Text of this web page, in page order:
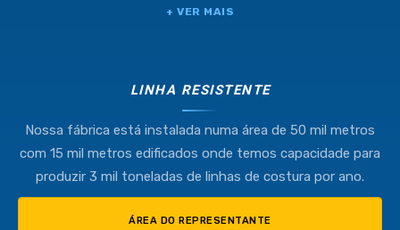
55.407.761/0001-54
+ VER MAIS
LINHA RESISTENTE
Nossa fábrica está instalada numa área de 50 mil metros
com 15 mil metros edificados onde temos capacidade para
produzir 3 mil toneladas de linhas de costura por ano.
ÁREA DO REPRESENTANTE